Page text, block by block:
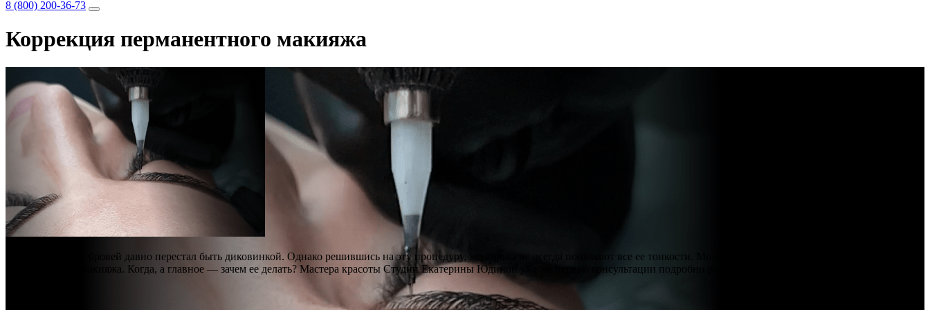
8 (800) 200-36-73
Коррекция перманентного макияжа
Татуаж губ, глаз, бровей давно перестал быть диковинкой. Однако решившись на эту процедуру, женщины не всегда понимают все ее тонкости. Много вопросов вызывает коррекция
перманентного макияжа. Когда, а главное — зачем ее делать? Мастера красоты Студии Екатерины Юдиной уже на первой консультации подробно расскажут обо всех нюансах татуажа.